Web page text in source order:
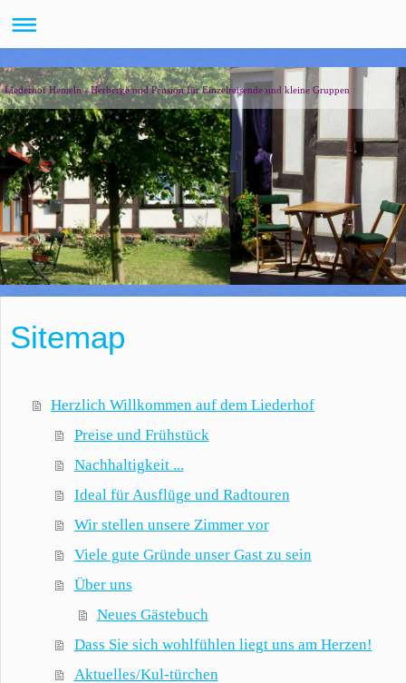
Liederhof Hemeln - Herberge und Pension für Einzelreisende und kleine Gruppen
Sitemap
Herzlich Willkommen auf dem Liederhof
Preise und Frühstück
Nachhaltigkeit ...
Ideal für Ausflüge und Radtouren
Wir stellen unsere Zimmer vor
Viele gute Gründe unser Gast zu sein
Über uns
Neues Gästebuch
Dass Sie sich wohlfühlen liegt uns am Herzen!
Aktuelles/Kul-türchen